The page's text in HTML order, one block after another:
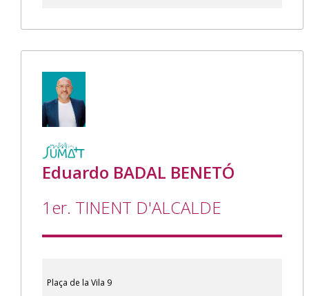
Eduardo BADAL BENETÓ
1er. TINENT D'ALCALDE
Plaça de la Vila 9